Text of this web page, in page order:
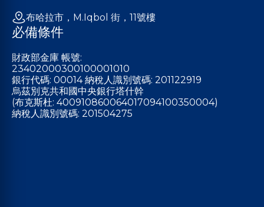
布哈拉市，M.Iqbol 街，11號樓
必備條件
財政部金庫 帳號:
23402000300100001010
銀行代碼: 00014 納稅人識別號碼: 201122919
烏茲別克共和國中央銀行塔什幹
(布克斯杜: 400910860064017094100350004)
納稅人識別號碼: 201504275